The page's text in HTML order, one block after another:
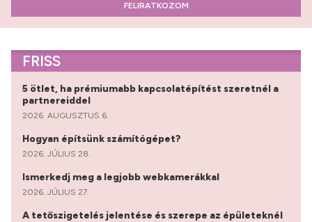
FELIRATKOZOM
FRISS
5 ötlet, ha prémiumabb kapcsolatépítést szeretnél a
partnereiddel
2026. AUGUSZTUS 6.
Hogyan építsünk számítógépet?
2026. JÚLIUS 28.
Ismerkedj meg a legjobb webkamerákkal
2026. JÚLIUS 27.
A tetőszigetelés jelentése és szerepe az épületeknél